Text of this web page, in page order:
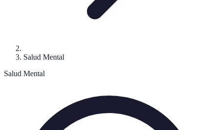
Salud Mental
Salud Mental